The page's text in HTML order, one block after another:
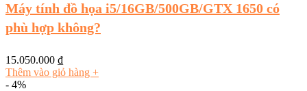
Máy tính đồ họa i5/16GB/500GB/GTX 1650 có
phù hợp không?
15.050.000 ₫
Thêm vào giỏ hàng +
- 4%